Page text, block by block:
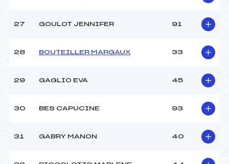
27 GOULOT JENNIFER 91
28 BOUTEILLER MARGAUX 33
29 GAGLIO EVA 45
30 BES CAPUCINE 93
31 GABRY MANON 40